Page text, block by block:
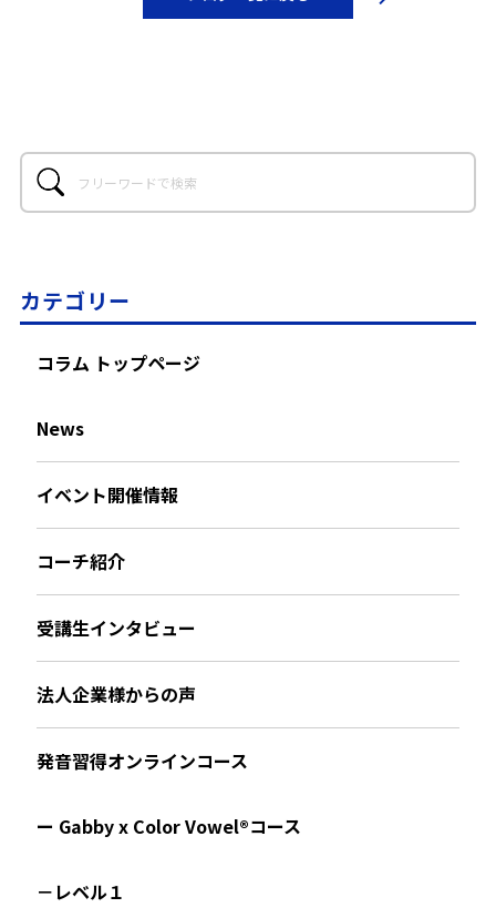
カテゴリー
コラム トップページ
News
イベント開催情報
コーチ紹介
受講生インタビュー
法人企業様からの声
発音習得オンラインコース
ー Gabby x Color Vowel®︎コース
－レベル１